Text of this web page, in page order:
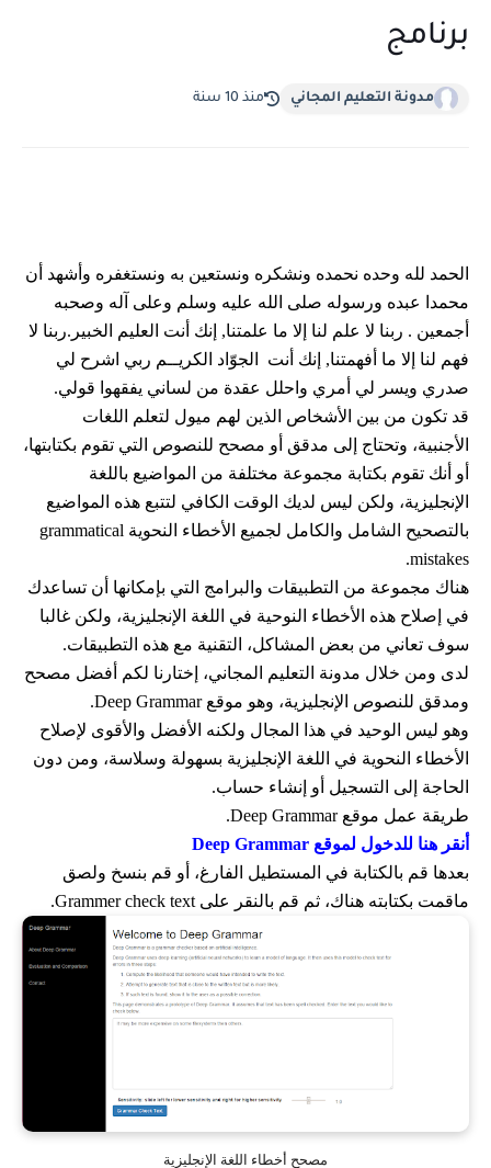
برنامج
مدونة التعليم المجاني منذ 10 سنة
لحمد لله وحده نحمده ونشكره ونستعين به ونستغفره وأشهد أن
محمدا عبده ورسوله صلى الله عليه وسلم وعلى آله وصحبه
أجمعين . ربنا لا علم لنا إلا ما علمتنا, إنك أنت العليم الخبير.ربنا لا
فهم لنا إلا ما أفهمتنا, إنك أنت الجوّاد الكريــم ربي اشرح لي
صدري ويسر لي أمري واحلل عقدة من لساني يفقهوا قولي.
قد تكون من بين الأشخاص الذين لهم ميول لتعلم اللغات
الأجنبية، وتحتاج إلى مدقق أو مصحح للنصوص التي تقوم بكتابتها،
أو أنك تقوم بكتابة مجموعة مختلفة من المواضيع باللغة
الإنجليزية، ولكن ليس لديك الوقت الكافي لتتبع هذه المواضيع
بالتصحيح الشامل والكامل لجميع الأخطاء النحوية grammatical
mistakes.
هناك مجموعة من التطبيقات والبرامج التي بإمكانها أن تساعدك
في إصلاح هذه الأخطاء النوحية في اللغة الإنجليزية، ولكن غالبا
سوف تعاني من بعض المشاكل، التقنية مع هذه التطبيقات.
لدى ومن خلال مدونة التعليم المجاني، إختارنا لكم أفضل مصحح
ومدقق للنصوص الإنجليزية، وهو موقع Deep Grammar.
وهو ليس الوحيد في هذا المجال ولكنه الأفضل والأقوى لإصلاح
الأخطاء النحوية في اللغة الإنجليزية بسهولة وسلاسة، ومن دون
الحاجة إلى التسجيل أو إنشاء حساب.
طريقة عمل موقع Deep Grammar.
أنقر هنا للدخول لموقع Deep Grammar
بعدها قم بالكتابة في المستطيل الفارغ، أو قم بنسخ ولصق
ماقمت بكتابته هناك، ثم قم بالنقر على Grammer check text.
مصحح أخطاء اللغة الإنجليزية